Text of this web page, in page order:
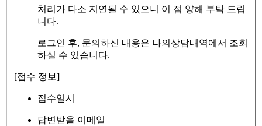
처리가 다소 지연될 수 있으니 이 점 양해 부탁 드립
니다.
로그인 후, 문의하신 내용은 나의상담내역에서 조회
하실 수 있습니다.
[접수 정보]
접수일시
답변받을 이메일